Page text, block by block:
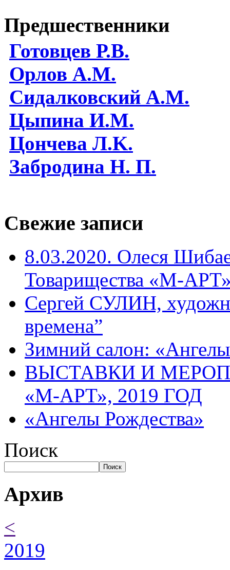
Предшественники
Готовцев Р.В.
Орлов А.М.
Сидалковский А.М.
Цыпина И.М.
Цончева Л.K.
Забродина Н. П.
Свежие записи
8.03.2020. Олеся
Товарищества «М-
Сергей СУЛИН,
времена”
Зимний салон:
ВЫСТАВКИ И
«М-АРТ», 2019 ГОД
«Ангелы Рождества»
Поиск
Поиск
Архив
<
2019